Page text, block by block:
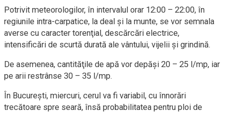
Potrivit meteorologilor, în intervalul orar 12:00 – 22:00, în
regiunile intra-carpatice, la deal şi la munte, se vor semnala
averse cu caracter torenţial, descărcări electrice,
intensificări de scurtă durată ale vântului, vijelii şi grindină.
De asemenea, cantităţile de apă vor depăşi 20 – 25 l/mp, iar
pe arii restrânse 30 – 35 l/mp.
În București, miercuri, cerul va fi variabil, cu înnorări
trecătoare spre seară, însă probabilitatea pentru ploi de